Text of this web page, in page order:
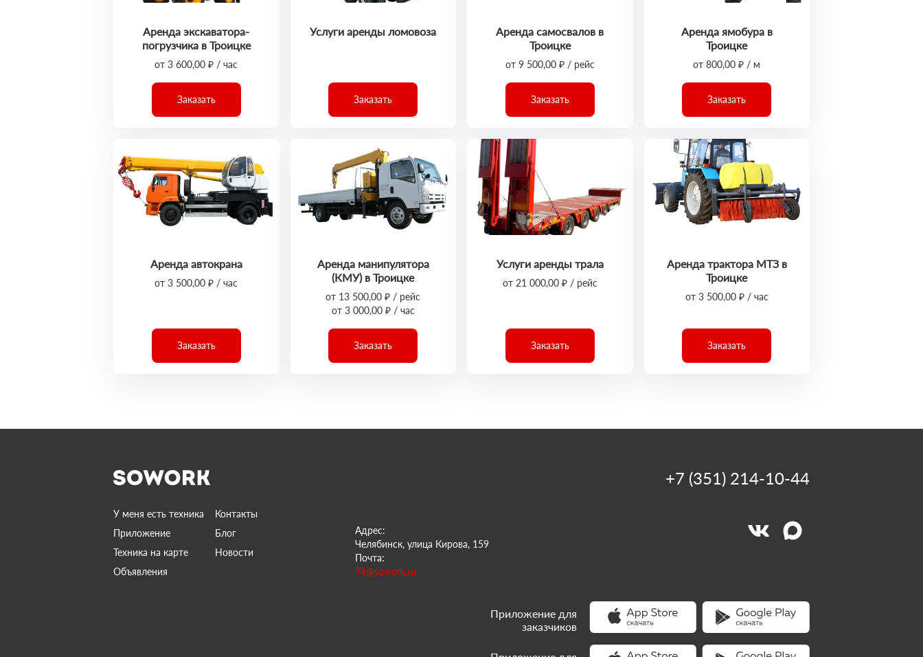
Аренда экскаватора-
погрузчика в Троицке
от 3 600,00 ₽ / час
Заказать
Услуги аренды ломовоза
Заказать
Аренда самосвалов в
Троицке
от 9 500,00 ₽ / рейс
Заказать
Аренда ямобура в
Троицке
от 800,00 ₽ / м
Заказать
Аренда автокрана
от 3 500,00 ₽ / час
Заказать
Аренда манипулятора
(КМУ) в Троицке
от 13 500,00 ₽ / рейс
от 3 000,00 ₽ / час
Заказать
Услуги аренды трала
от 21 000,00 ₽ / рейс
Заказать
Аренда трактора МТЗ в
Троицке
от 3 500,00 ₽ / час
Заказать
У меня есть техника
Контакты
Приложение
Блог
Техника на карте
Новости
Объявления
Адрес:
Челябинск, улица Кирова, 159
Почта:
74@sowork.ru
+7 (351) 214-10-44
Приложение для
заказчиков